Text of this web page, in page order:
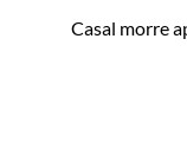
Casal morre